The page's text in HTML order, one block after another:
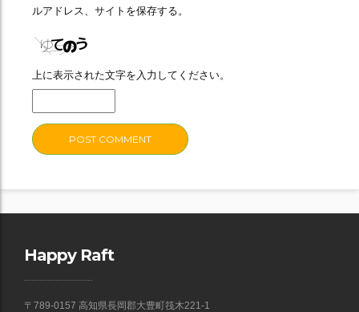
ルアドレス、サイトを保存する。
上に表示された文字を入力してください。
Happy Raft
〒789-0157 高知県長岡郡大豊町筏木221-1